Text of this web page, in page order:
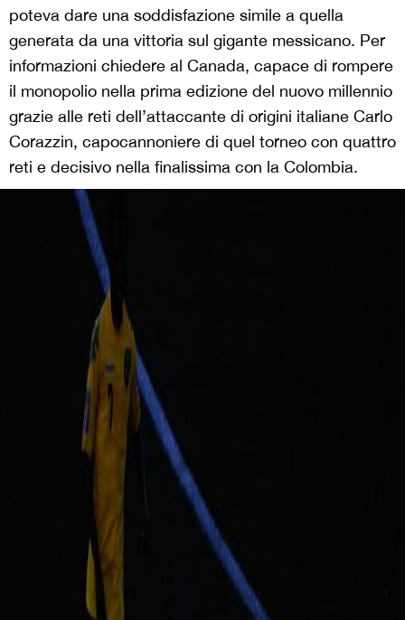
poteva dare una soddisfazione simile a quella
generata da una vittoria sul gigante messicano. Per
informazioni chiedere al Canada, capace di rompere
il monopolio nella prima edizione del nuovo millennio
grazie alle reti dell’attaccante di origini italiane Carlo
Corazzin, capocannoniere di quel torneo con quattro
reti e decisivo nella finalissima con la Colombia.